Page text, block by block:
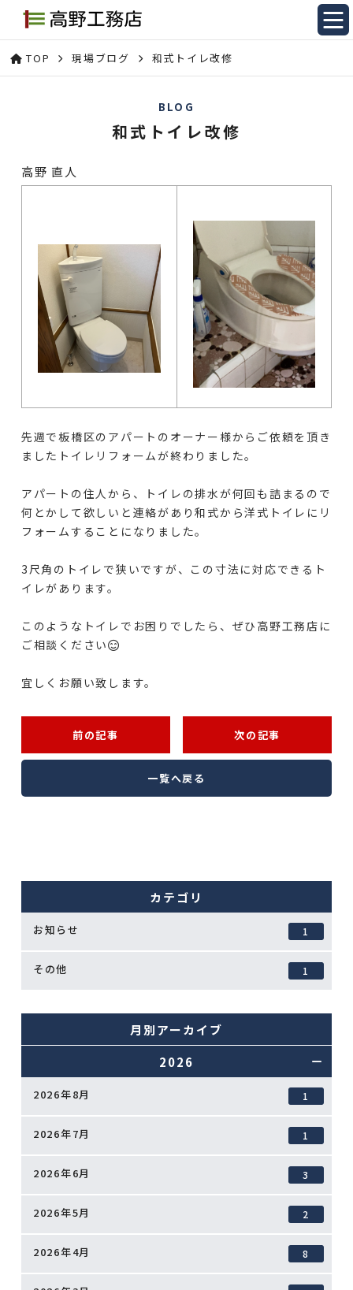
TOP 現場ブログ 和式トイレ改修
BLOG
和式トイレ改修
高野 直人
先週で板橋区のアパートのオーナー様からご依頼を頂き
ましたトイレリフォームが終わりました。
アパートの住人から、トイレの排水が何回も詰まるので
何とかして欲しいと連絡があり和式から洋式トイレにリ
フォームすることになりました。
3尺角のトイレで狭いですが、この寸法に対応できるト
イレがあります。
このようなトイレでお困りでしたら、ぜひ高野工務店に
ご相談ください😊
宜しくお願い致します。
前の記事 次の記事
一覧へ戻る
カテゴリ
お知らせ 1
その他 1
月別アーカイブ
2026
2026年8月 1
2026年7月 1
2026年6月 3
2026年5月 2
2026年4月 8